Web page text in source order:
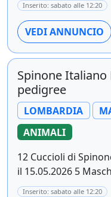
Inserito: sabato alle 12:20
VEDI ANNUNCIO
Spinone
pedigree
LOMBARDIA
ANIMALI
12 Cuccioli di
il 15.05.2026 5
Inserito: sabato alle 12:20